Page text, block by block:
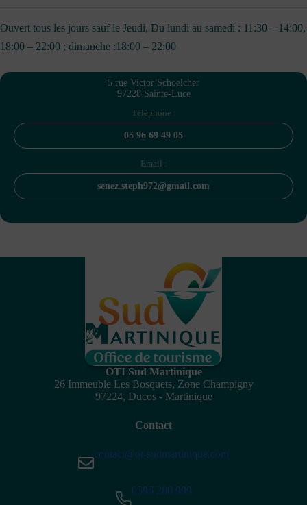
Ouvert tous les jours sauf le Jeudi, Du lundi au samedi : 11:30 – 14:00,
18:00 – 22:00 ; dimanche :18:00 – 22:00
5 rue Victor Schoelcher
97228 Sainte-Luce
Téléphone :
05 96 69 49 05
Email :
senez.steph972@gmail.com
OTI Sud Martinique
26 Immeuble Les Bosquets, Zone Champigny
97224, Ducos - Martinique
Contact
contact@ot-sudmartinique.com
0596 280 999